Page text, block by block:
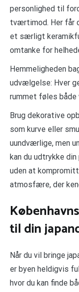
personlighed til
tværtimod. Her får
et særligt
omtanke for
Hemmeligheden
udvælgelse: Hver
rummet føles både
Brug dekorative
som kurve eller
uundværlige, men
kan du udtrykke
uden at
atmosfære, der
til din
Når du vil bringe
er byen heldigvis
hvor du kan finde